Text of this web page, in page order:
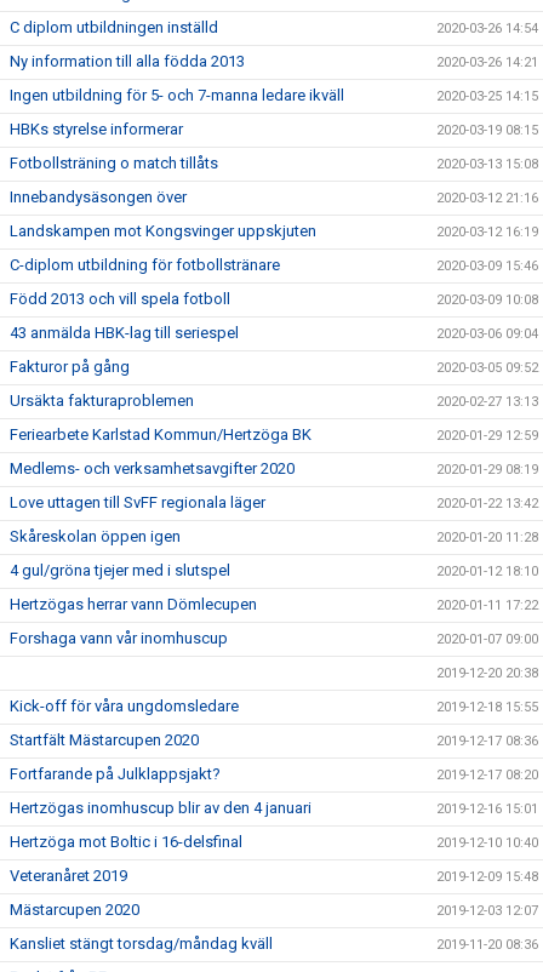
C diplom utbildningen inställd 2020-03-26 14:54
Ny information till alla födda 2013 2020-03-26 14:21
Ingen utbildning för 5- och 7-manna ledare ikväll 2020-03-25 14:15
HBKs styrelse informerar 2020-03-19 08:15
Fotbollsträning o match tillåts 2020-03-13 15:08
Innebandysäsongen över 2020-03-12 21:16
Landskampen mot Kongsvinger uppskjuten 2020-03-12 16:19
C-diplom utbildning för fotbollstränare 2020-03-09 15:46
Född 2013 och vill spela fotboll 2020-03-09 10:08
43 anmälda HBK-lag till seriespel 2020-03-06 09:04
Fakturor på gång 2020-03-05 09:52
Ursäkta fakturaproblemen 2020-02-27 13:13
Feriearbete Karlstad Kommun/Hertzöga BK 2020-01-29 12:59
Medlems- och verksamhetsavgifter 2020 2020-01-29 08:19
Love uttagen till SvFF regionala läger 2020-01-22 13:42
Skåreskolan öppen igen 2020-01-20 11:28
4 gul/gröna tjejer med i slutspel 2020-01-12 18:10
Hertzögas herrar vann Dömlecupen 2020-01-11 17:22
Forshaga vann vår inomhuscup 2020-01-07 09:00
2019-12-20 20:38
Kick-off för våra ungdomsledare 2019-12-18 15:55
Startfält Mästarcupen 2020 2019-12-17 08:36
Fortfarande på Julklappsjakt? 2019-12-17 08:20
Hertzögas inomhuscup blir av den 4 januari 2019-12-16 15:01
Hertzöga mot Boltic i 16-delsfinal 2019-12-10 10:40
Veteranåret 2019 2019-12-09 15:48
Mästarcupen 2020 2019-12-03 12:07
Kansliet stängt torsdag/måndag kväll 2019-11-20 08:36